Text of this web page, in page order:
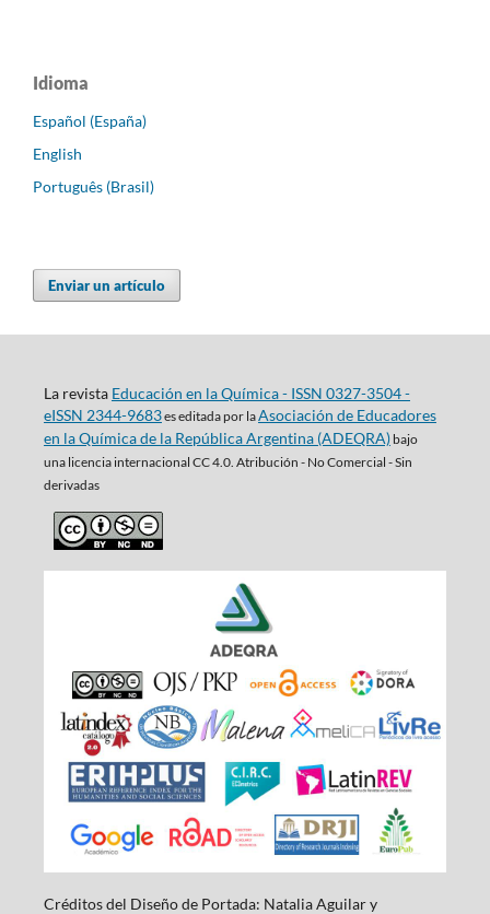
Idioma
Español (España)
English
Português (Brasil)
Enviar un artículo
La revista Educación en la Química - ISSN 0327-3504 -
eISSN 2344-9683es editada por laAsociación de Educadores
en la Química de la República Argentina (ADEQRA)bajo
una licencia internacional CC 4.0. Atribución - No Comercial - Sin
derivadas
Créditos del Diseño de Portada: Natalia Aguilar y